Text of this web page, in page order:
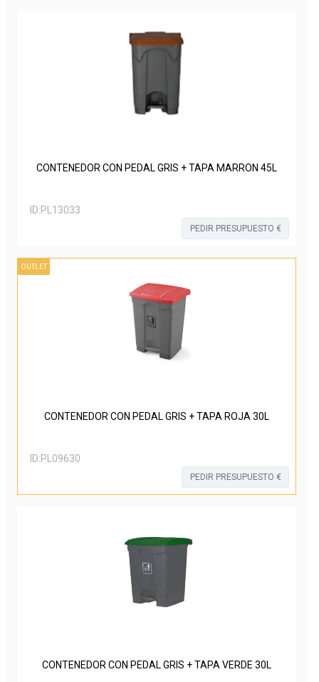
CONTENEDOR CON PEDAL GRIS + TAPA MARRON 45L
ID:PL13033
PEDIR PRESUPUESTO €
OUTLET
CONTENEDOR CON PEDAL GRIS + TAPA ROJA 30L
ID:PL09630
PEDIR PRESUPUESTO €
CONTENEDOR CON PEDAL GRIS + TAPA VERDE 30L